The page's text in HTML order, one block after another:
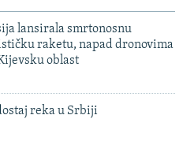
lansirala smrtonosnu
raketu, napad dronovima
oblast
reka u Srbiji